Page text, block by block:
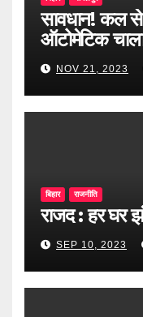
सावधान! कल
ऑटोमेटिक
NOV 21, 2023
बिहार राजनीति
राजद : हर घर
SEP 10, 2023